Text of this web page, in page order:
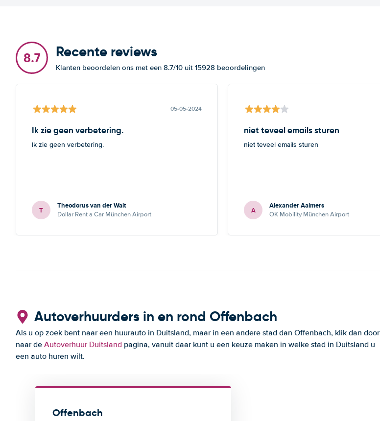
8.7 Recente reviews
Klanten beoordelen ons met een 8.7/10 uit 15928 beoordelingen
05-05-2024
Ik zie geen verbetering.
Ik zie geen verbetering.
T Theodorus van der Walt
Dollar Rent a Car München Airport
niet teveel emails sturen
niet teveel emails sturen
A Alexander Aalmers
OK Mobility München Airport
Autoverhuurders in en rond Offenbach
Als u op zoek bent naar een huurauto in Duitsland, maar in een andere stad dan Offenbach, klik dan door
naar de Autoverhuur Duitsland pagina, vanuit daar kunt u een keuze maken in welke stad in Duitsland u
een auto huren wilt.
Offenbach